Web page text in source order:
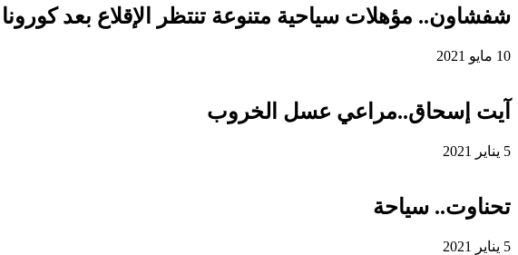
شفشاون.. مؤهلات سياحية متنوعة تنتظر الإقلاع بعد كورونا
10 مايو 2021
آيت إسحاق..مراعي عسل الخروب
5 يناير 2021
تحناوت.. سياحة
5 يناير 2021